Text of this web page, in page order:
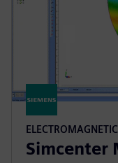
Simcenter